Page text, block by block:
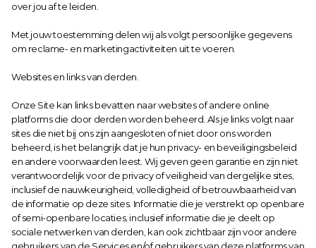
over jou af te leiden.
Met jouw toestemming delen wij als volgt persoonlijke gegevens
om reclame- en marketingactiviteiten uit te voeren.
Websites en links van derden.
Onze Site kan links bevatten naar websites of andere online
platforms die door derden worden beheerd. Als je links volgt naar
sites die niet bij ons zijn aangesloten of niet door ons worden
beheerd, is het belangrijk dat je hun privacy- en beveiligingsbeleid
en andere voorwaarden leest. Wij geven geen garantie en zijn niet
verantwoordelijk voor de privacy of veiligheid van dergelijke sites,
inclusief de nauwkeurigheid, volledigheid of betrouwbaarheid van
de informatie op deze sites. Informatie die je verstrekt op openbare
of semi-openbare locaties, inclusief informatie die je deelt op
sociale netwerken van derden, kan ook zichtbaar zijn voor andere